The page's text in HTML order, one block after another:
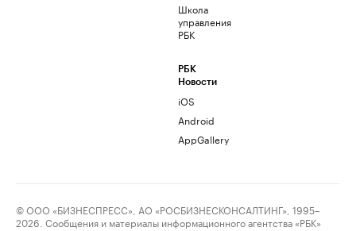
Школа
управления
РБК
РБК
Новости
iOS
Android
AppGallery
© ООО «БИЗНЕСПРЕСС», АО «РОСБИЗНЕСКОНСАЛТИНГ», 1995–
2026. Сообщения и материалы информационного агентства «РБК»